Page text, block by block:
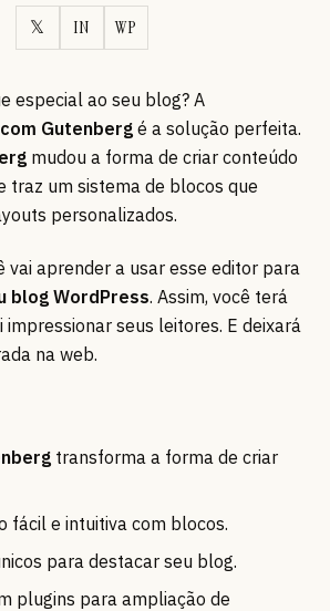
𝕏 IN WP
especial ao seu blog? A
Gutenberg é a solução perfeita.
mudou a forma de criar conteúdo
traz um sistema de blocos que
personalizados.
vai aprender a usar esse editor para
blog WordPress. Assim, você terá
impressionar seus leitores. E deixará
na web.
transforma a forma de criar
fácil e intuitiva com blocos.
para destacar seu blog.
plugins para ampliação de